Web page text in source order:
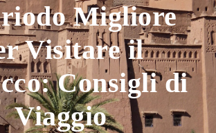
Migliore
Visitare il
Consigli di
Viaggio